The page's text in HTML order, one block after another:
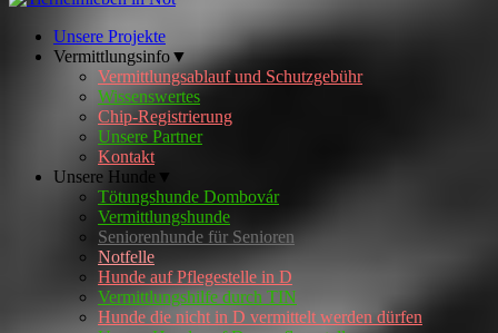
Unsere Projekte
Vermittlungsinfo▼
Vermittlungsablauf und Schutzgebühr
Wissenswertes
Chip-Registrierung
Unsere Partner
Kontakt
Unsere Hunde▼
Tötungshunde Dombovár
Vermittlungshunde
Seniorenhunde für Senioren
Notfelle
Hunde auf Pflegestelle in D
Vermittlungshilfe durch TIN
Hunde die nicht in D vermittelt werden dürfen